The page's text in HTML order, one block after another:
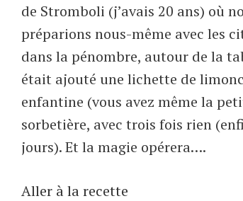
de Stromboli (j’avais 20 ans) où
préparions nous-même avec les
dans la pénombre, autour de la
était ajouté une lichette de
enfantine (vous avez même la
sorbetière, avec trois fois rien
jours). Et la magie opérera….
Aller à la recette